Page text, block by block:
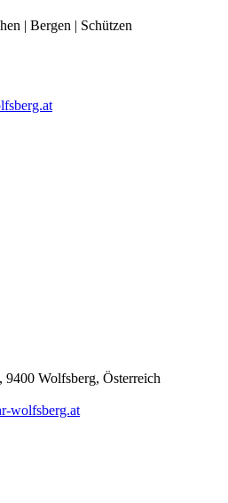
| Bergen | Schützen
9400 Wolfsberg, Österreich
wolfsberg.at